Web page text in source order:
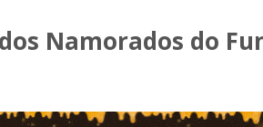
Namorados do